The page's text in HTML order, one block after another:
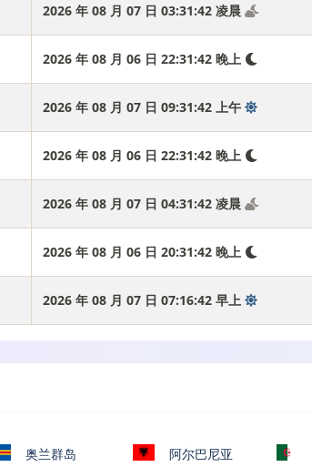
2026 年 08 月 07 日 03:31:43 凌晨
2026 年 08 月 06 日 22:31:43 晚上
2026 年 08 月 07 日 09:31:43 上午
2026 年 08 月 06 日 22:31:43 晚上
2026 年 08 月 07 日 04:31:43 凌晨
2026 年 08 月 06 日 20:31:43 晚上
2026 年 08 月 07 日 07:16:43 早上
奥兰群岛 阿尔巴尼亚